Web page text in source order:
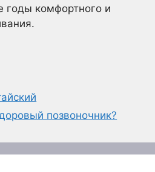
годы комфортного и
позвоночник?